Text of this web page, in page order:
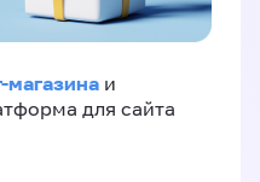
магазина и
для сайта